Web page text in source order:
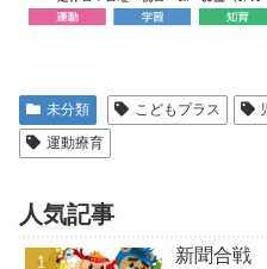
未分類 こどもプラス
運動療育
人気記事
新聞合戦